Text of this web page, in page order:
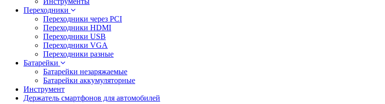
Переходники
Переходники через PCI
Переходники HDMI
Переходники USB
Переходники VGA
Переходники разные
Батарейки
Батарейки незаряжаемые
Батарейки аккумуляторные
Инструмент
Держатель смартфонов для автомобилей